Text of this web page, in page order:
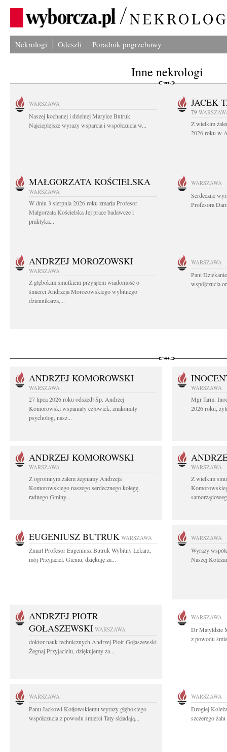
Nekrologi Odeszli Poradnik pogrzebowy
Inne nekrologi
WARSZAWA
Naszej kochanej i dzielnej Marylce Butruk
Najcieplejsze wyrazy wsparcia i współczucia w...
JACEK
79
Z wielkim
2026 roku w
MAŁGORZATA KOŚCIELSKA
WARSZAWA
W dniu 3 sierpnia 2026 roku zmarła Profesor
Małgorzata Kościelska Jej prace badawcze i
praktyka...
WARSZAWA
Serdeczne
Profesora
ANDRZEJ MOROZOWSKI
WARSZAWA
Z głębokim smutkiem przyjąłem wiadomość o
śmierci Andrzeja Morozowskiego wybitnego
dziennikarza,...
WARSZAWA
Pani
współczucia
ANDRZEJ KOMOROWSKI
WARSZAWA
27 lipca 2026 roku odszedł Śp. Andrzej
Komorowski wspaniały człowiek, znakomity
psycholog, nasz...
WARSZAWA
Mgr farm.
2026 roku,
ANDRZEJ KOMOROWSKI
WARSZAWA
Z ogromnym żalem żegnamy Andrzeja
Komorowskiego naszego serdecznego kolegę,
radnego Gminy...
WARSZAWA
Z wielkim
EUGENIUSZ BUTRUK WARSZAWA
Zmarł Profesor Eugeniusz Butruk Wybitny Lekarz,
mój Przyjaciel. Gieniu, dziękuję za...
WARSZAWA
Wyrazy
Naszej
ANDRZEJ PIOTR
GOŁASZEWSKI WARSZAWA
doktor nauk technicznych Andrzej Piotr Gołaszewski
Żegnaj Przyjacielu, dziękujemy za...
WARSZAWA
Dr Matyldzie
z powodu
WARSZAWA
Panu Jackowi Kotłowskiemu wyrazy głębokiego
współczucia z powodu śmierci Taty składają...
WARSZAWA
Drogiej
szczerego